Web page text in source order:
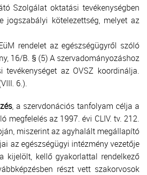
Szolgálat oktatási tevékenységben
jogszabályi kötelezettség, melyet az
rendelet az egészségügyről szóló
16/B. § (5) A szervadományozáshoz
tevékenységet az OVSZ koordinálja.
6.).
, a szervdonációs tanfolyam célja a
megfelelés az 1997. évi CLIV. tv. 212.
miszerint az agyhalált megállapító
az egészségügyi intézmény vezetője
kijelölt, kellő gyakorlattal rendelkező
részt vett szakorvosok